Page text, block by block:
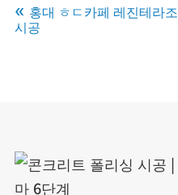
홍대 ㅎㄷ카페 레진테라조
시공